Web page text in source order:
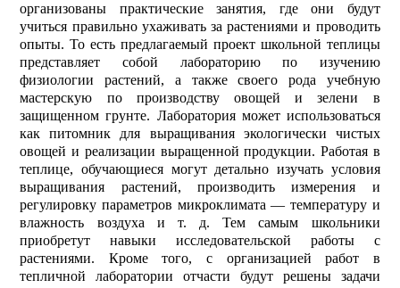
организованы практические занятия, где они будут
учиться правильно ухаживать за растениями и проводить
опыты. То есть предлагаемый проект школьной теплицы
представляет собой лабораторию по изучению
физиологии растений, а также своего рода учебную
мастерскую по производству овощей и зелени в
защищенном грунте. Лаборатория может использоваться
как питомник для выращивания экологически чистых
овощей и реализации выращенной продукции. Работая в
теплице, обучающиеся могут детально изучать условия
выращивания растений, производить измерения и
регулировку параметров микроклимата — температуру и
влажность воздуха и т. д. Тем самым школьники
приобретут навыки исследовательской работы с
растениями. Кроме того, с организацией работ в
тепличной лаборатории отчасти будут решены задачи